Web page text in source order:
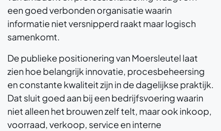
een goed verbonden organisatie waarin
informatie niet versnipperd raakt maar logisch
samenkomt.
De publieke positionering van Moersleutel laat
zien hoe belangrijk innovatie, procesbeheersing
en constante kwaliteit zijn in de dagelijkse praktijk.
Dat sluit goed aan bij een bedrijfsvoering waarin
niet alleen het brouwen zelf telt, maar ook inkoop,
voorraad, verkoop, service en interne